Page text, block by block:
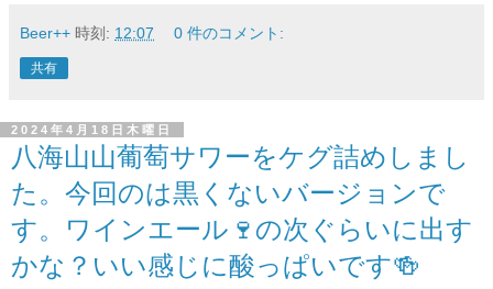
Beer++ 時刻: 12:07 0 件のコメント:
共有
2024年4月18日木曜日
八海山山葡萄サワーをケグ詰めしまし
た。今回のは黒くないバージョンで
す。ワインエール🍷の次ぐらいに出す
かな？いい感じに酸っぱいです🍻